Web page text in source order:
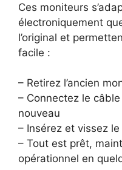
Ces moniteurs
électroniquement
l’original et
facile :
– Retirez l’ancien
– Connectez le
nouveau
– Insérez et vissez
– Tout est prêt,
opérationnel en